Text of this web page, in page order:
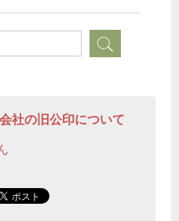
社の旧公印について